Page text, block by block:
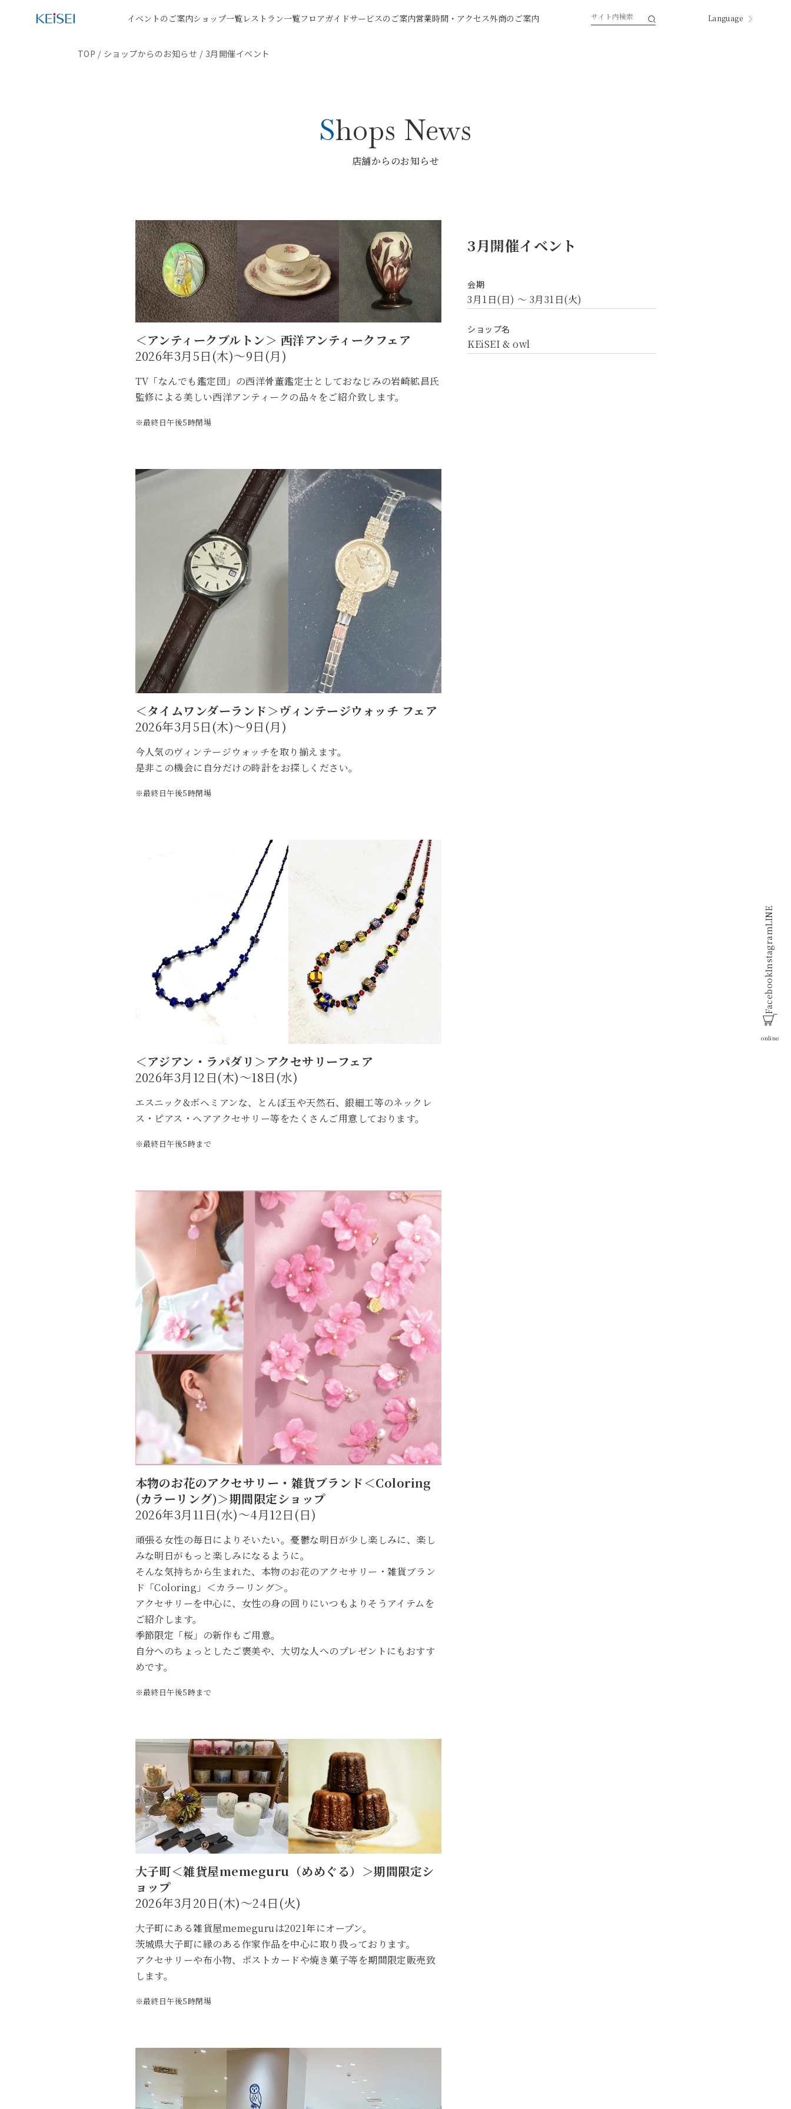
イベントのご案内ショップ一覧レストラン一覧フロアガイドサービスのご案内営業時間・アクセス外商のご案内 Language
LINE
Instagram
Facebook
online
TOP / ショップからのお知らせ / 3月開催イベント
Shops News
店舗からのお知らせ
＜アンティークブルトン＞ 西洋アンティークフェア
2026年3月5日(木)～9日(月)
TV「なんでも鑑定団」の西洋骨董鑑定士としておなじみの岩崎絋昌氏
監修による美しい西洋アンティークの品々をご紹介致します。
※最終日午後5時閉場
＜タイムワンダーランド＞ヴィンテージウォッチ フェア
2026年3月5日(木)〜9日(月)
今人気のヴィンテージウォッチを取り揃えます。
是非この機会に自分だけの時計をお探しください。
※最終日午後5時閉場
＜アジアン・ラパダリ＞アクセサリーフェア
2026年3月12日(木)～18日(水)
エスニック&ボヘミアンな、とんぼ玉や天然石、銀細工等のネックレ
ス・ピアス・ヘアアクセサリー等をたくさんご用意しております。
※最終日午後5時まで
本物のお花のアクセサリー・雑貨ブランド＜Coloring
(カラーリング)＞期間限定ショップ
2026年3月11日(水)～4月12日(日)
頑張る女性の毎日によりそいたい。憂鬱な明日が少し楽しみに、楽し
みな明日がもっと楽しみになるように。
そんな気持ちから生まれた、本物のお花のアクセサリー・雑貨ブラン
ド「Coloring」＜カラーリング＞。
アクセサリーを中心に、女性の身の回りにいつもよりそうアイテムを
ご紹介します。
季節限定「桜」の新作もご用意。
自分へのちょっとしたご褒美や、大切な人へのプレゼントにもおすす
めです。
※最終日午後5時まで
大子町＜雑貨屋memeguru（めめぐる）＞期間限定シ
ョップ
2026年3月20日(木)～24日(火)
大子町にある雑貨屋memeguruは2021年にオープン。
茨城県大子町に縁のある作家作品を中心に取り扱っております。
アクセサリーや布小物、ポストカードや焼き菓子等を期間限定販売致
します。
※最終日午後5時閉場
3月開催イベント
会期
3月1日(日) 〜 3月31日(火)
ショップ名
KEiSEI & owl